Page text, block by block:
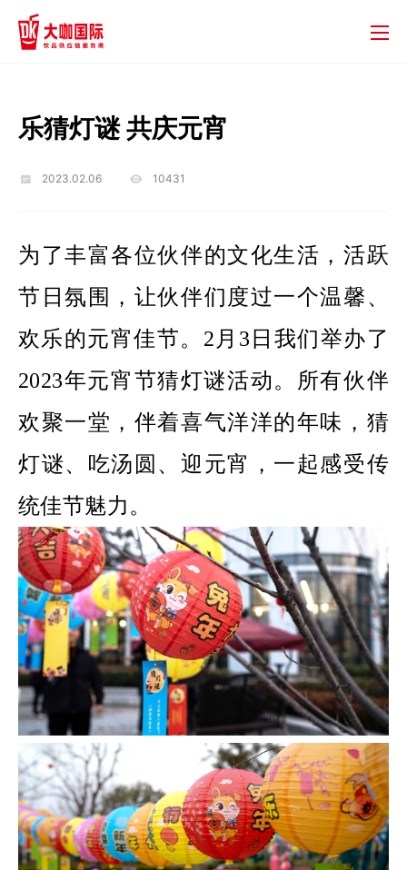
乐猜灯谜 共庆元宵
2023.02.06 10431
为了丰富各位伙伴的文化生活，活跃
节日氛围，让伙伴们度过一个温馨、
欢乐的元宵佳节。2月3日我们举办了
2023年元宵节猜灯谜活动。所有伙伴
欢聚一堂，伴着喜气洋洋的年味，猜
灯谜、吃汤圆、迎元宵，一起感受传
统佳节魅力。